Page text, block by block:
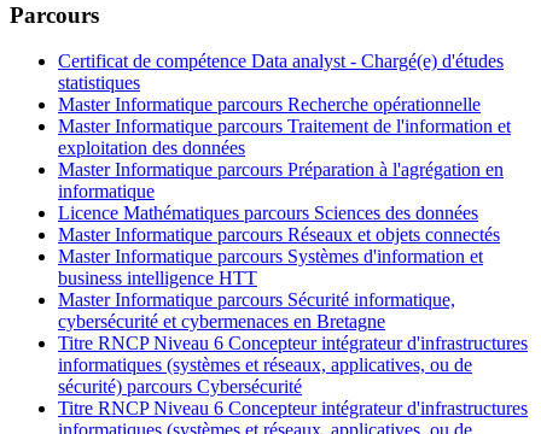
Parcours
Certificat de compétence Data analyst - Chargé(e) d'études
statistiques
Master Informatique parcours Recherche opérationnelle
Master Informatique parcours Traitement de l'information et
exploitation des données
Master Informatique parcours Préparation à l'agrégation en
informatique
Licence Mathématiques parcours Sciences des données
Master Informatique parcours Réseaux et objets connectés
Master Informatique parcours Systèmes d'information et
business intelligence HTT
Master Informatique parcours Sécurité informatique,
cybersécurité et cybermenaces en Bretagne
Titre RNCP Niveau 6 Concepteur intégrateur d'infrastructures
informatiques (systèmes et réseaux, applicatives, ou de
sécurité) parcours Cybersécurité
Titre RNCP Niveau 6 Concepteur intégrateur d'infrastructures